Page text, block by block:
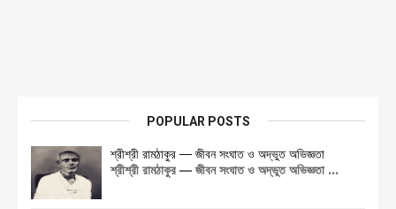
POPULAR POSTS
শ্রীশ্রী রামঠাকুর — জীবন সংঘাত ও অদ্ভুত অভিজ্ঞতা
শ্রীশ্রী রামঠাকুর — জীবন সংঘাত ও অদ্ভুত অভিজ্ঞতা ...